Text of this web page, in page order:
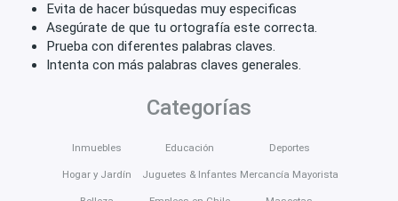
Evita de hacer búsquedas muy especificas
Asegúrate de que tu ortografía este correcta.
Prueba con diferentes palabras claves.
Intenta con más palabras claves generales.
Categorías
Inmuebles
Hogar y Jardín
Educación
Juguetes & Infantes
Deportes
Mercancía Mayorista